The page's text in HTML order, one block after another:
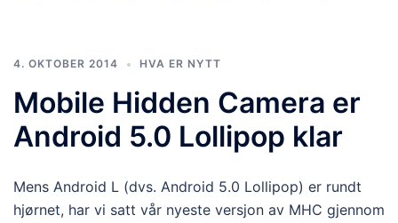
4. OKTOBER 2014 HVA ER NYTT
Mobile Hidden Camera er
Android 5.0 Lollipop klar
Mens Android L (dvs. Android 5.0 Lollipop) er rundt
hjørnet, har vi satt vår nyeste versjon av MHC gjennom